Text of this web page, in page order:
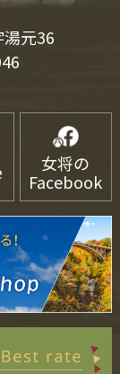
元36
女将の
Facebook